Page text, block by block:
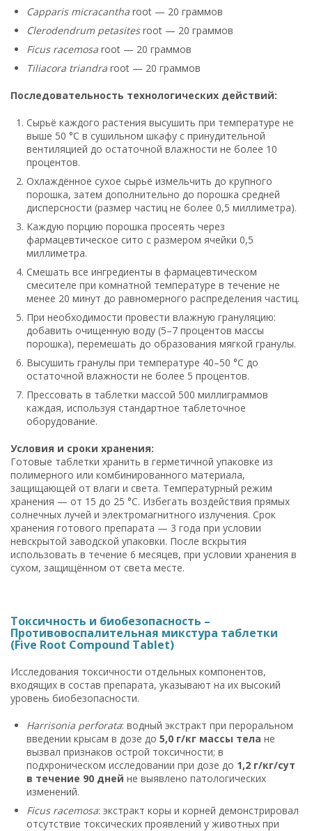
Capparis micracantha root — 20 граммов
Clerodendrum petasitesroot — 20 граммов
Ficus racemosa root — 20 граммов
Tiliacora triandra root — 20 граммов
Последовательность технологических действий:
Сырьё каждого растения высушить при температуре не
выше 50 °C в сушильном шкафу с принудительной
вентиляцией до остаточной влажности не более 10
процентов.
Охлаждённое сухое сырьё измельчить до крупного
порошка, затем дополнительно до порошка средней
дисперсности (размер частиц не более 0,5 миллиметра).
Каждую порцию порошка просеять через
фармацевтическое сито с размером ячейки 0,5
миллиметра.
Смешать все ингредиенты в фармацевтическом
смесителе при комнатной температуре в течение не
менее 20 минут до равномерного распределения частиц.
При необходимости провести влажную грануляцию:
добавить очищенную воду (5–7 процентов массы
порошка), перемешать до образования мягкой гранулы.
Высушить гранулы при температуре 40–50 °C до
остаточной влажности не более 5 процентов.
Прессовать в таблетки массой 500 миллиграммов
каждая, используя стандартное таблеточное
оборудование.
Условия и сроки хранения:
Готовые таблетки хранить в герметичной упаковке из
полимерного или комбинированного материала,
защищающей от влаги и света. Температурный режим
хранения — от 15 до 25 °C. Избегать воздействия прямых
солнечных лучей и электромагнитного излучения. Срок
хранения готового препарата — 3 года при условии
невскрытой заводской упаковки. После вскрытия
использовать в течение 6 месяцев, при условии хранения в
сухом, защищённом от света месте.
Токсичность и биобезопасность –
Противовоспалительная микстура таблетки
(Five Root Compound Tablet)
Исследования токсичности отдельных компонентов,
входящих в состав препарата, указывают на их высокий
уровень биобезопасности.
Harrisonia perforata: водный экстракт при пероральном
введении крысам в дозе до 5,0 г/кг массы тела не
вызвал признаков острой токсичности; в
подхроническом исследовании при дозе до 1,2 г/кг/сут
в течение 90 дней не выявлено патологических
изменений.
Ficus racemosa: экстракт коры и корней демонстрировал
отсутствие токсических проявлений у животных при